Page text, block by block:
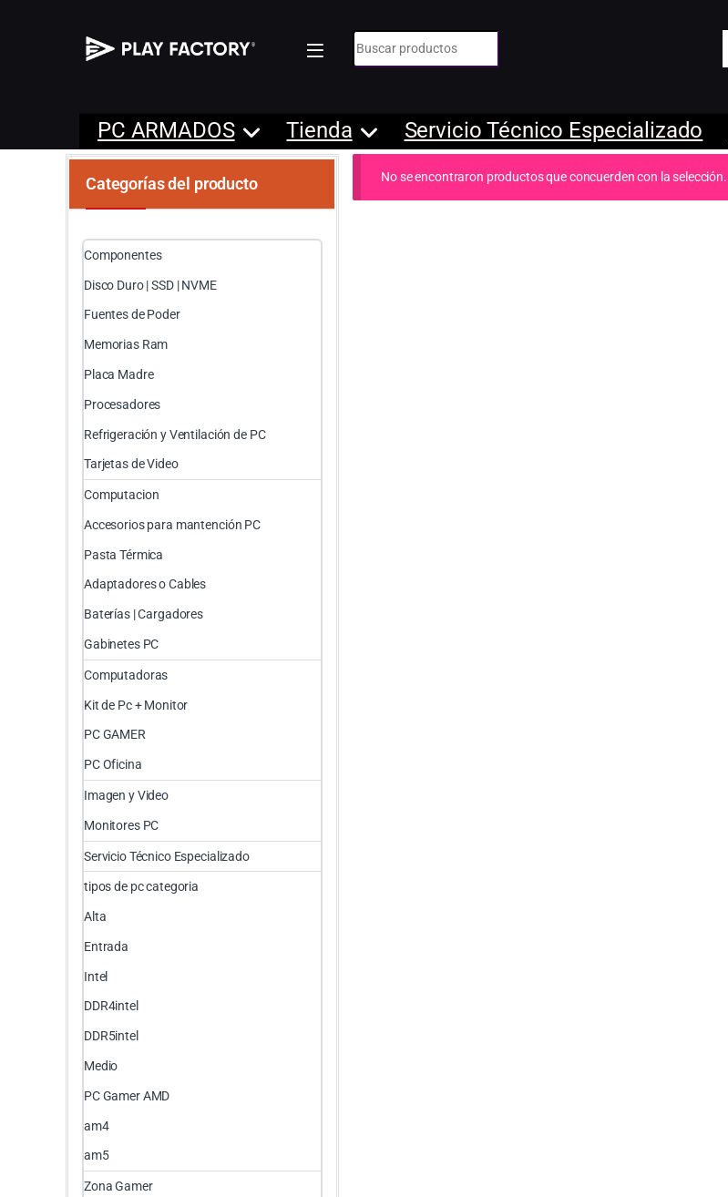
Búsqueda de:
PC ARMADOS Tienda Servicio Técnico Especializado
No se encontraron productos que concuerden con la selección.
Categorías del producto
Componentes
Disco Duro | SSD | NVME
Fuentes de Poder
Memorias Ram
Placa Madre
Procesadores
Refrigeración y Ventilación de PC
Tarjetas de Video
Computacion
Accesorios para mantención PC
Pasta Térmica
Adaptadores o Cables
Baterías | Cargadores
Gabinetes PC
Computadoras
Kit de Pc + Monitor
PC GAMER
PC Oficina
Imagen y Video
Monitores PC
Servicio Técnico Especializado
tipos de pc categoria
Alta
Entrada
Intel
DDR4intel
DDR5intel
Medio
PC Gamer AMD
am4
am5
Zona Gamer